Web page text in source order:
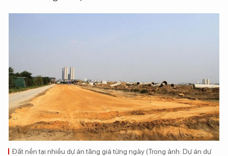
Đất nền tại nhiều dự án tăng giá từng ngày (Trong ảnh: Dự án dự